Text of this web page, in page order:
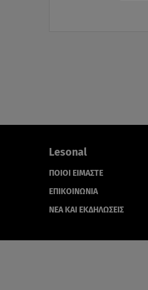
Lesonal
ΠΟΙΟΙ ΕΙΜΑΣΤΕ
ΕΠΙΚΟΙΝΩΝΙΑ
ΝΕΑ ΚΑΙ ΕΚΔΗΛΩΣΕΙΣ